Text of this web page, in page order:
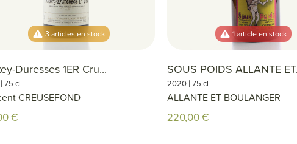
3 articles en stock
Duresses 1ER Cru...
|75 cl
CREUSEFOND
€
1 article en stock
SOUS POIDS ALLANTE
2020 |75 cl
ALLANTE ET BOULANGER
220,00 €